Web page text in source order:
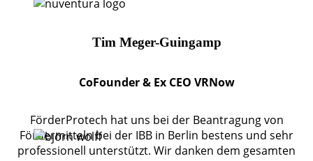
Tim Meger-Guingamp
CoFounder & Ex CEO VRNow
FörderProtech hat uns bei der Beantragung von
Fördermitteln bei der IBB in Berlin bestens und sehr
professionell unterstützt. Wir danken dem gesamten